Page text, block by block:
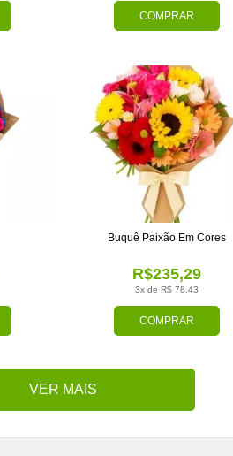
COMPRAR
COMPRAR
3x de R$ 78,43
R$235,29
Buquê Paixão Em Cores
VER MAIS